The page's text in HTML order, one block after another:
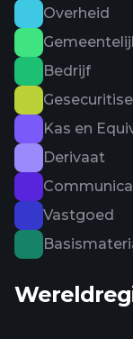
Overheid
Bedrijf
Derivaat
Vastgoed